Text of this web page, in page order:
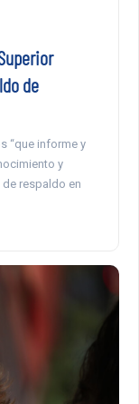
de
“que informe y
y
respaldo en